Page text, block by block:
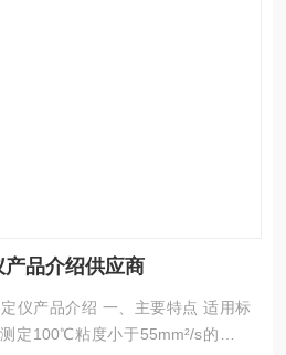
品介绍供应商
仪产品介绍 一、主要特点 适用标
定100℃粘度小于55mm²/s的残渣